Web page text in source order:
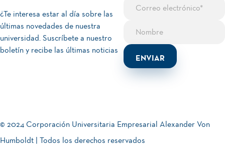
¿Te interesa estar al día sobre las
últimas novedades de nuestra
universidad. Suscríbete a nuestro
boletín y recibe las últimas noticias
© 2024 Corporación Universitaria Empresarial Alexander Von
Humboldt | Todos los derechos reservados